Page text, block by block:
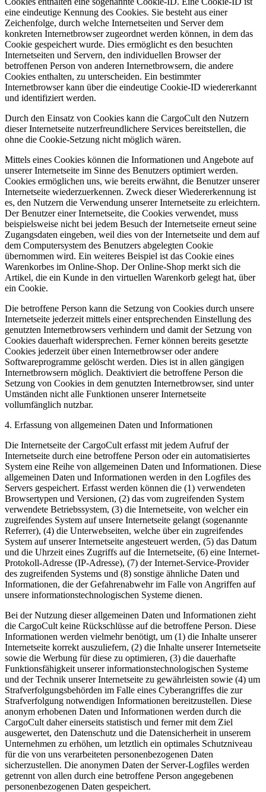
eine eindeutige Kennung des Cookies. Sie besteht aus einer
Zeichenfolge, durch welche Internetseiten und Server dem
konkreten Internetbrowser zugeordnet werden können, in dem das
Cookie gespeichert wurde. Dies ermöglicht es den besuchten
Internetseiten und Servern, den individuellen Browser der
betroffenen Person von anderen Internetbrowsern, die andere
Cookies enthalten, zu unterscheiden. Ein bestimmter
Internetbrowser kann über die eindeutige Cookie-ID wiedererkannt
und identifiziert werden.
Durch den Einsatz von Cookies kann die CargoCult den Nutzern
dieser Internetseite nutzerfreundlichere Services bereitstellen, die
ohne die Cookie-Setzung nicht möglich wären.
Mittels eines Cookies können die Informationen und Angebote auf
unserer Internetseite im Sinne des Benutzers optimiert werden.
Cookies ermöglichen uns, wie bereits erwähnt, die Benutzer unserer
Internetseite wiederzuerkennen. Zweck dieser Wiedererkennung ist
es, den Nutzern die Verwendung unserer Internetseite zu erleichtern.
Der Benutzer einer Internetseite, die Cookies verwendet, muss
beispielsweise nicht bei jedem Besuch der Internetseite erneut seine
Zugangsdaten eingeben, weil dies von der Internetseite und dem auf
dem Computersystem des Benutzers abgelegten Cookie
übernommen wird. Ein weiteres Beispiel ist das Cookie eines
Warenkorbes im Online-Shop. Der Online-Shop merkt sich die
Artikel, die ein Kunde in den virtuellen Warenkorb gelegt hat, über
ein Cookie.
Die betroffene Person kann die Setzung von Cookies durch unsere
Internetseite jederzeit mittels einer entsprechenden Einstellung des
genutzten Internetbrowsers verhindern und damit der Setzung von
Cookies dauerhaft widersprechen. Ferner können bereits gesetzte
Cookies jederzeit über einen Internetbrowser oder andere
Softwareprogramme gelöscht werden. Dies ist in allen gängigen
Internetbrowsern möglich. Deaktiviert die betroffene Person die
Setzung von Cookies in dem genutzten Internetbrowser, sind unter
Umständen nicht alle Funktionen unserer Internetseite
vollumfänglich nutzbar.
4. Erfassung von allgemeinen Daten und Informationen
Die Internetseite der CargoCult erfasst mit jedem Aufruf der
Internetseite durch eine betroffene Person oder ein automatisiertes
System eine Reihe von allgemeinen Daten und Informationen. Diese
allgemeinen Daten und Informationen werden in den Logfiles des
Servers gespeichert. Erfasst werden können die (1) verwendeten
Browsertypen und Versionen, (2) das vom zugreifenden System
verwendete Betriebssystem, (3) die Internetseite, von welcher ein
zugreifendes System auf unsere Internetseite gelangt (sogenannte
Referrer), (4) die Unterwebseiten, welche über ein zugreifendes
System auf unserer Internetseite angesteuert werden, (5) das Datum
und die Uhrzeit eines Zugriffs auf die Internetseite, (6) eine Internet-
Protokoll-Adresse (IP-Adresse), (7) der Internet-Service-Provider
des zugreifenden Systems und (8) sonstige ähnliche Daten und
Informationen, die der Gefahrenabwehr im Falle von Angriffen auf
unsere informationstechnologischen Systeme dienen.
Bei der Nutzung dieser allgemeinen Daten und Informationen zieht
die CargoCult keine Rückschlüsse auf die betroffene Person. Diese
Informationen werden vielmehr benötigt, um (1) die Inhalte unserer
Internetseite korrekt auszuliefern, (2) die Inhalte unserer Internetseite
sowie die Werbung für diese zu optimieren, (3) die dauerhafte
Funktionsfähigkeit unserer informationstechnologischen Systeme
und der Technik unserer Internetseite zu gewährleisten sowie (4) um
Strafverfolgungsbehörden im Falle eines Cyberangriffes die zur
Strafverfolgung notwendigen Informationen bereitzustellen. Diese
anonym erhobenen Daten und Informationen werden durch die
CargoCult daher einerseits statistisch und ferner mit dem Ziel
ausgewertet, den Datenschutz und die Datensicherheit in unserem
Unternehmen zu erhöhen, um letztlich ein optimales Schutzniveau
für die von uns verarbeiteten personenbezogenen Daten
sicherzustellen. Die anonymen Daten der Server-Logfiles werden
getrennt von allen durch eine betroffene Person angegebenen
personenbezogenen Daten gespeichert.